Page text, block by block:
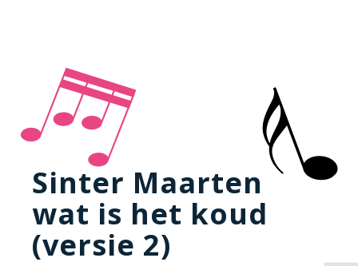
Sinter Maarten
wat is het koud
(versie 2)